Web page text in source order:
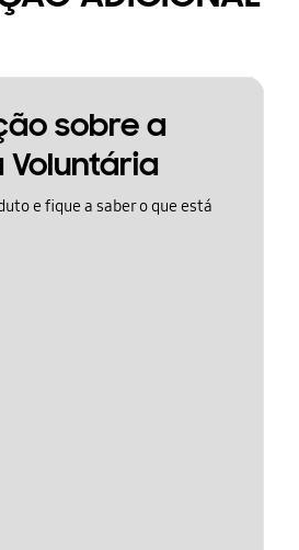
sobre a
e fique a saber o que está